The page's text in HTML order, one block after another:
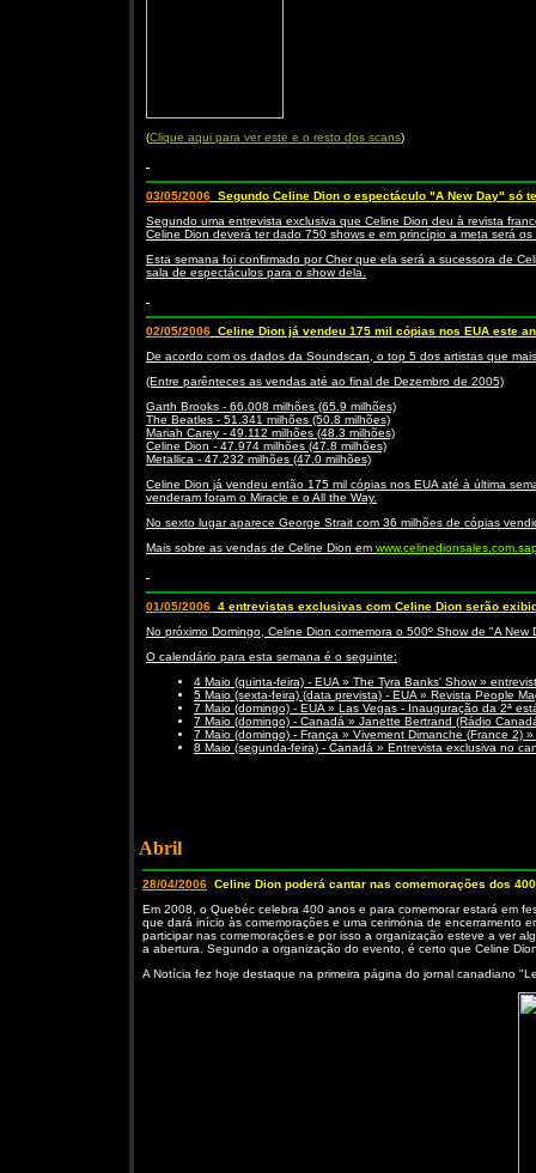
(Clique aqui para ver este e o resto dos scans)
03/05/2006 Segundo Celine Dion o espectáculo "A New Day" só
Segundo uma entrevista exclusiva que Celine Dion deu à revista
Celine Dion deverá ter dado 750 shows e em princípio a meta será
Esta semana foi confirmado por Cher que ela será a sucessora de
sala de espectáculos para o show dela.
02/05/2006 Celine Dion já vendeu 175 mil cópias nos EUA este
De acordo com os dados da Soundscan, o top 5 dos artistas que
(Entre parênteces as vendas até ao final de Dezembro de 2005)
Garth Brooks - 66.008 milhões (65.9 milhões)
The Beatles - 51.341 milhões (50.8 milhões)
Mariah Carey - 49.112 milhões (48.3 milhões)
Celine Dion - 47.974 milhões (47.8 milhões)
Metallica - 47.232 milhões (47.0 milhões)
Celine Dion já vendeu então 175 mil cópias nos EUA até à última
venderam foram o Miracle e o All the Way.
No sexto lugar aparece George Strait com 36 milhões de cópias
Mais sobre as vendas de Celine Dion em
01/05/2006 4 entrevistas exclusivas com Celine Dion serão
No próximo Domingo, Celine Dion comemora o 500º Show de "A
O calendário para esta semana é o seguinte:
4 Maio (quinta-feira) - EUA » The Tyra Banks' Show »
5 Maio (sexta-feira) (data prevista) - EUA » Revista People
7 Maio (domingo) - EUA » Las Vegas - Inauguração da 2ª
7 Maio (domingo) - Canadá » Janette Bertrand (Rádio
7 Maio (domingo) - França » Vivement Dimanche (France 2)
8 Maio (segunda-feira) - Canadá » Entrevista exclusiva no
Abril
28/04/2006 Celine Dion poderá cantar nas comemorações dos
Em 2008, o Quebéc celebra 400 anos e para comemorar estará em
que dará início às comemorações e uma cerimónia de encerramento
participar nas comemorações e por isso a organização esteve a ver
a abertura. Segundo a organização do evento, é certo que Celine
A Notícia fez hoje destaque na primeira página do jornal canadiano